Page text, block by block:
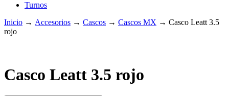
Turnos
Inicio → Accesorios → Cascos → Cascos MX → Casco Leatt 3.5
rojo
Casco Leatt 3.5 rojo